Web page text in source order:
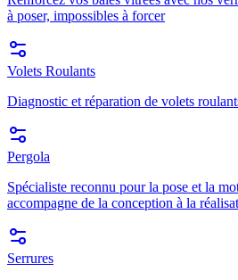
à poser, impossibles à forcer
Volets Roulants
Diagnostic et réparation de volets
Pergola
Spécialiste reconnu pour la pose et la
accompagne de la conception à la
Serrures